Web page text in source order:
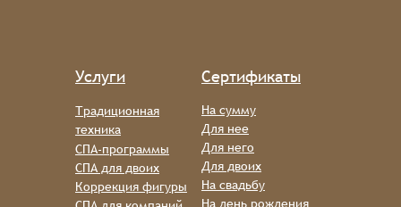
Традиционная
техника
СПА-программы
СПА для двоих
Коррекция фигуры
Услуги
На сумму
Для нее
Для него
Для двоих
На свадьбу
На день рождения
Сертификаты